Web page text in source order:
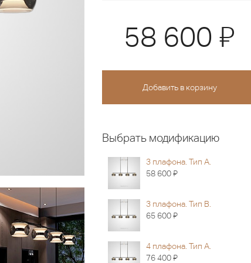
58 600 Я
Выбрать модификацию
3 плафона. Тип А.
58 600Я
3 плафона. Тип В.
65 600Я
4 плафона. Тип А.
76 400Я